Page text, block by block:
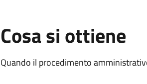
Cosa si ottiene
Quando il procedimento